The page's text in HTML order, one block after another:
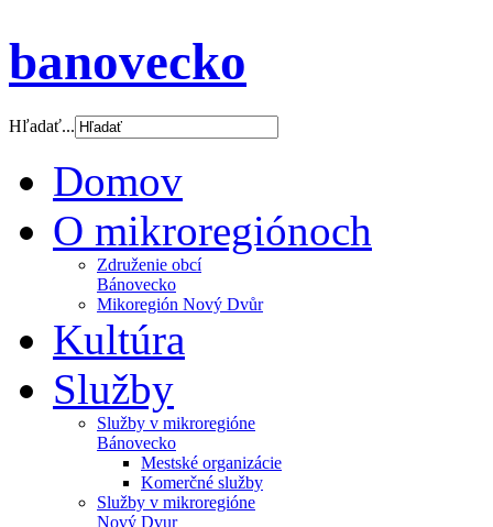
banovecko
Hľadať...
Domov
O mikroregiónoch
Združenie obcí
Bánovecko
Mikoregión Nový Dvůr
Kultúra
Služby
Služby v mikroregióne
Bánovecko
Mestské organizácie
Komerčné služby
Služby v mikroregióne
Nový Dvur